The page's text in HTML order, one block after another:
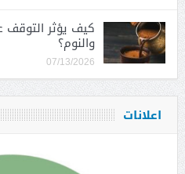
كيف يؤثر التوقف
والنوم؟
07/13/2026
اعلانات